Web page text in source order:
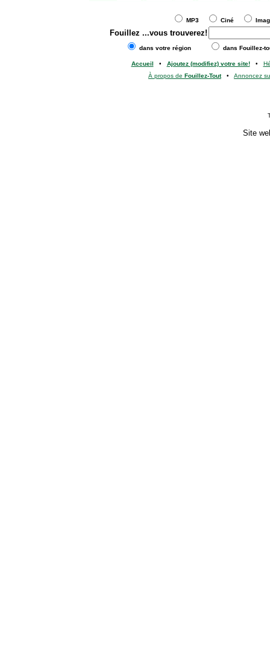
MP3 Ciné
Fouillez ...vous trouverez!
dans votre région dans Fouillez-
Accueil • Ajoutez (modifiez) votre site!•
À propos de Fouillez-Tout• Annoncez
Site